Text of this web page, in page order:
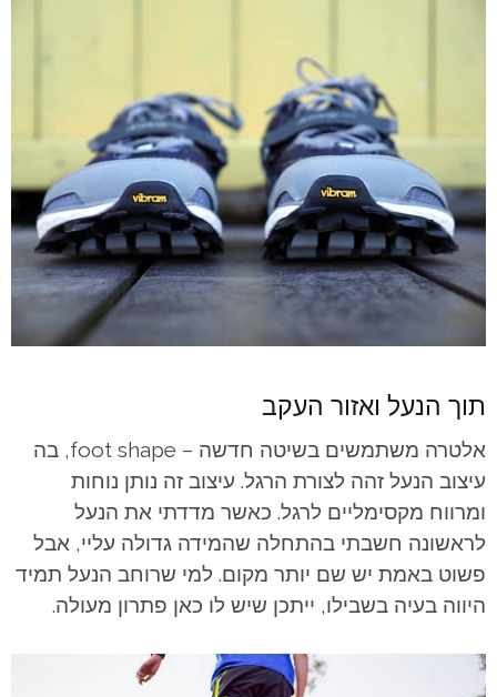
תוך הנעל ואזור העקב
אלטרה משתמשים בשיטה חדשה – foot shape, בה
עיצוב הנעל זהה לצורת הרגל. עיצוב זה נותן נוחות
ומרווח מקסימליים לרגל. כאשר מדדתי את הנעל
לראשונה חשבתי בהתחלה שהמידה גדולה עליי, אבל
פשוט באמת יש שם יותר מקום. למי שרוחב הנעל תמיד
היווה בעיה בשבילו, ייתכן שיש לו כאן פתרון מעולה.